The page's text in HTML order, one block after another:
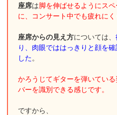
座席は脚を伸ばせるようにス
に、コンサート中でも疲れに
座席からの見え方については、
り、肉眼でははっきりと顔を
した。
かろうじてギターを弾いてい
バーを識別できる感じです。
ですから、